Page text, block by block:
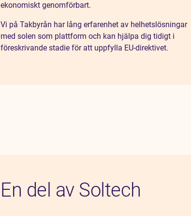
ekonomiskt genomförbart.
Vi på Takbyrån har lång erfarenhet av helhetslösningar
med solen som plattform och kan hjälpa dig tidigt i
föreskrivande stadie för att uppfylla EU-direktivet.
En del av Soltech